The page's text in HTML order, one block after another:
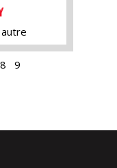
autre
8
9